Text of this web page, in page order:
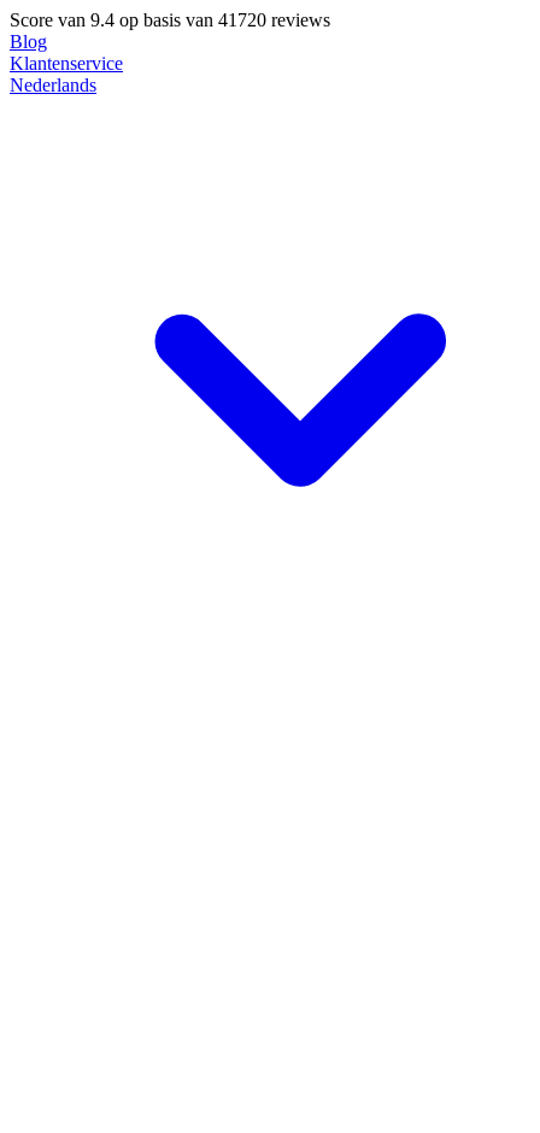
Score van 9.4 op basis van 41720 reviews
Blog
Klantenservice
Nederlands